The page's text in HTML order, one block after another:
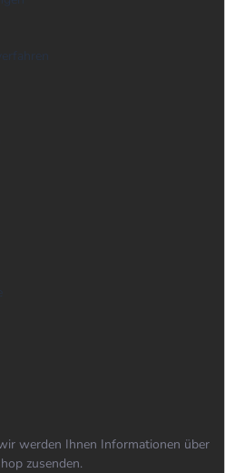
werden Ihnen Informationen über
zusenden.